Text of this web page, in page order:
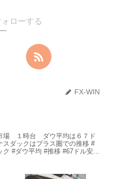
ローする
FX-WIN
場 １時台 ダウ平均は６７ド
ダックはプラス圏での推移 #
ク #ダウ平均 #推移 #67ドル安